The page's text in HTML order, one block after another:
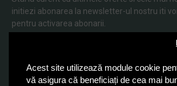
Acest site utilizează module cookie
vă asigura că beneficiați de cea mai
initiezi abonarea la newsletter-ul nostru iti
pentru activarea abonarii.
Am citit şi sunt de acord cu Politica de